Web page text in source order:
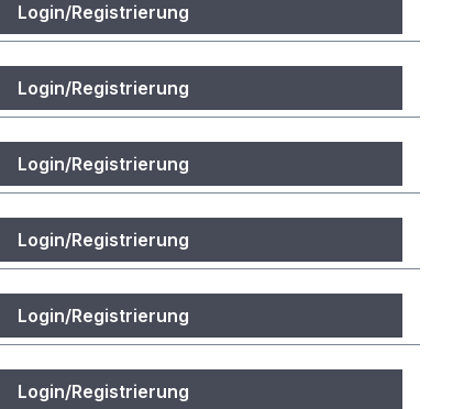
Login/Registrierung
Login/Registrierung
Login/Registrierung
Login/Registrierung
Login/Registrierung
Login/Registrierung